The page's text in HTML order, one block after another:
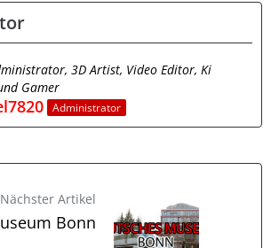
3D Artist, Video Editor, Ki
Gamer
Administrator
Nächster Artikel
Bonn